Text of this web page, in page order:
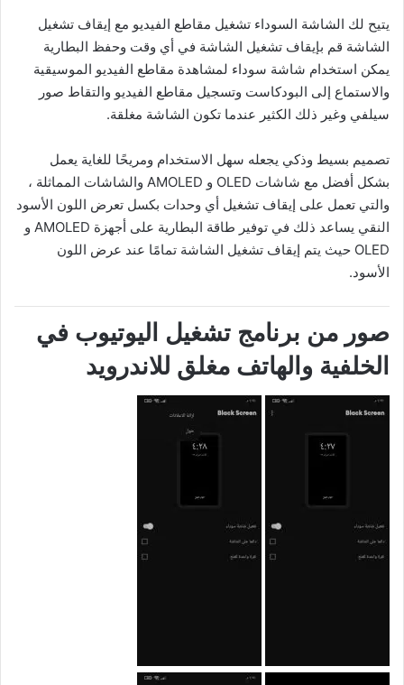
يتيح لك الشاشة السوداء تشغيل مقاطع الفيديو مع إيقاف تشغيل
الشاشة قم بإيقاف تشغيل الشاشة في أي وقت وحفظ البطارية
يمكن استخدام شاشة سوداء لمشاهدة مقاطع الفيديو الموسيقية
والاستماع إلى البودكاست وتسجيل مقاطع الفيديو والتقاط صور
سيلفي وغير ذلك الكثير عندما تكون الشاشة مغلقة.
تصميم بسيط وذكي يجعله سهل الاستخدام ومريحًا للغاية يعمل
بشكل أفضل مع شاشات OLED و AMOLED والشاشات المماثلة ،
والتي تعمل على إيقاف تشغيل أي وحدات بكسل تعرض اللون الأسود
النقي يساعد ذلك في توفير طاقة البطارية على أجهزة AMOLED و
OLED حيث يتم إيقاف تشغيل الشاشة تمامًا عند عرض اللون
الأسود.
صور من برنامج تشغيل اليوتيوب في
الخلفية والهاتف مغلق للاندرويد